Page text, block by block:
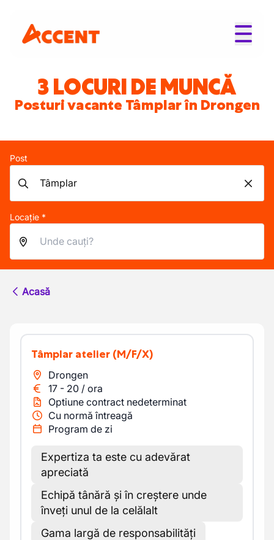
3 LOCURI DE MUNCĂ
Posturi vacante Tâmplar în Drongen
Post
Locație *
Acasă
Tâmplar atelier (M/F/X)
Drongen
17 - 20 / ora
Optiune contract nedeterminat
Cu normă întreagă
Program de zi
Expertiza ta este cu adevărat
apreciată
Echipă tânără și în creștere unde
înveți unul de la celălalt
Gama largă de responsabilități